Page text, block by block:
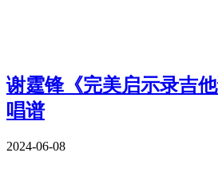
谢霆锋《完美启示录吉
唱谱
2024-06-08